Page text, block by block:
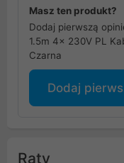
Masz ten produkt?
Dodaj pierwszą
1.5m 4x 230V PL
Czarna
Dodaj
Raty